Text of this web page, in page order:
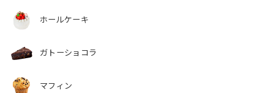
ホールケーキ
ガトーショコラ
マフィン